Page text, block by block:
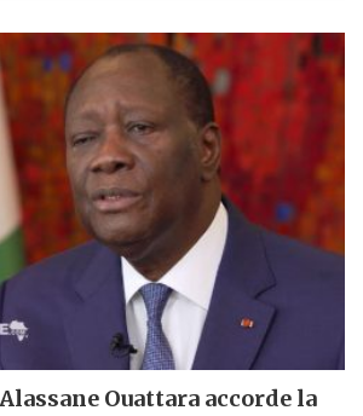
Ouattara accorde la